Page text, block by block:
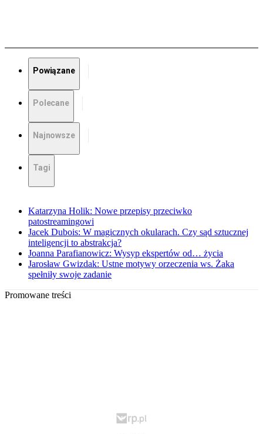
Powiązane
Polecane
Najnowsze
Tagi
Katarzyna Holik: Nowe przepisy przeciwko
patostreamingowi
Jacek Dubois: W magicznych okularach. Czy sąd sztucznej
inteligencji to abstrakcja?
Joanna Parafianowicz: Wysyp ekspertów od… życia
Jarosław Gwizdak: Ustne motywy orzeczenia ws. Żaka
spełniły swoje zadanie
Promowane treści